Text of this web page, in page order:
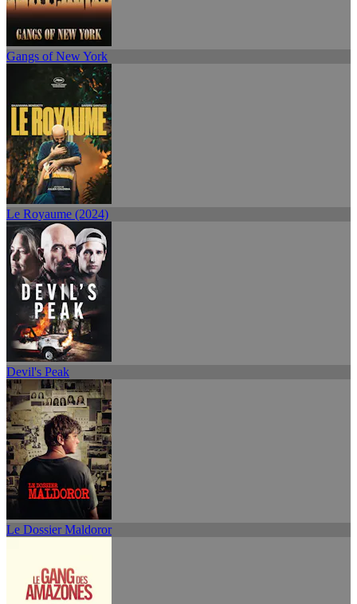
Gangs of New York
Le Royaume (2024)
Devil's Peak
Le Dossier Maldoror